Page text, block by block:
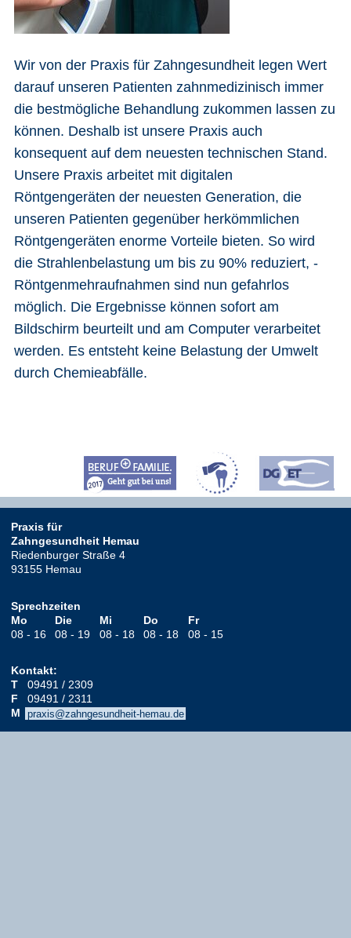
Wir von der Praxis für Zahngesundheit legen Wert
darauf unseren Patienten zahnmedizinisch immer
die bestmögliche Behandlung zukommen lassen zu
können. Deshalb ist unsere Praxis auch
konsequent auf dem neuesten technischen Stand.
Unsere Praxis arbeitet mit digitalen
Röntgengeräten der neuesten Generation, die
unseren Patienten gegenüber herkömmlichen
Röntgengeräten enorme Vorteile bieten. So wird
die Strahlenbelastung um bis zu 90% reduziert, -
Röntgenmehraufnahmen sind nun gefahrlos
möglich. Die Ergebnisse können sofort am
Bildschirm beurteilt und am Computer verarbeitet
werden. Es entsteht keine Belastung der Umwelt
durch Chemieabfälle.
Praxis für
Zahngesundheit Hemau
Riedenburger Straße 4
93155 Hemau
Sprechzeiten
Mo
Die Mi Do
Fr
08 - 16
08 - 19 08 - 18 08 - 18 08 - 15
Kontakt:
T
09491 / 2309
F
09491 / 2311
M
praxis@zahngesundheit-hemau.de